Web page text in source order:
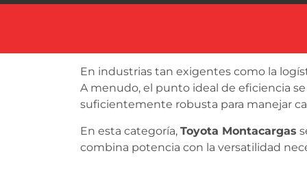
En industrias tan exigentes como la
A menudo, el punto ideal de eficiencia
suficientemente robusta para manejar
En esta categoría, Toyota Montacargas
combina potencia con la versatilidad